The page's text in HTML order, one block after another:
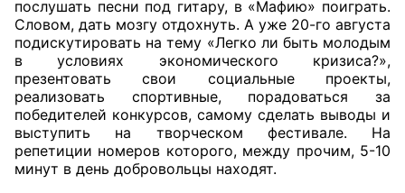
Структура Палаты
Комиссии
Экспертный совет ОП КО
Совет ОП КО
Общественный штаб
послушать песни под гитару, в «Мафию» поиграть.
Словом, дать мозгу отдохнуть. А уже 20-го августа
подискутировать на тему «Легко ли быть молодым
в условиях экономического кризиса?»,
презентовать свои социальные проекты,
реализовать спортивные, порадоваться за
победителей конкурсов, самому сделать выводы и
выступить на творческом фестивале. На
репетиции номеров которого, между прочим, 5-10
минут в день добровольцы находят.